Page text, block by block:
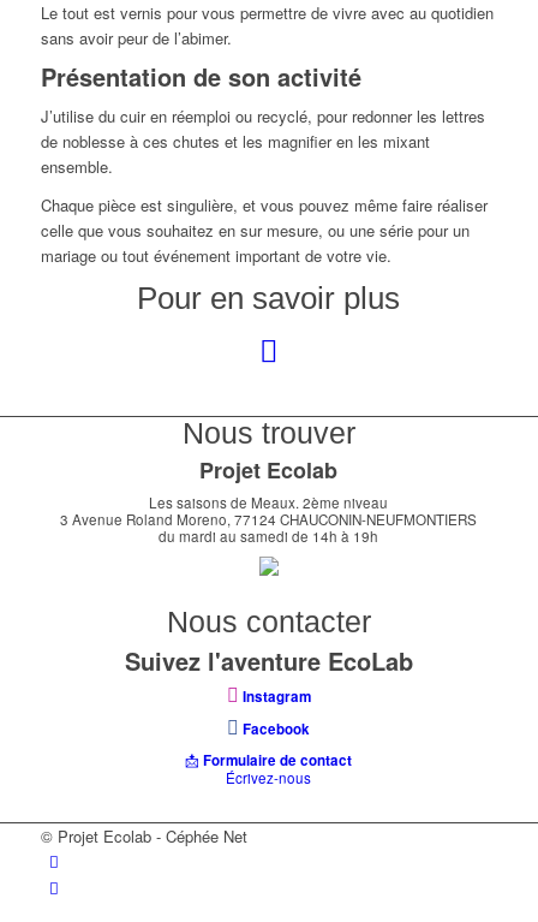
Le tout est vernis pour vous permettre de vivre avec au quotidien
sans avoir peur de l’abimer.
Présentation de son activité
J’utilise du cuir en réemploi ou recyclé, pour redonner les lettres
de noblesse à ces chutes et les magnifier en les mixant
ensemble.
Chaque pièce est singulière, et vous pouvez même faire réaliser
celle que vous souhaitez en sur mesure, ou une série pour un
mariage ou tout événement important de votre vie.
Pour en savoir plus
Nous trouver
Projet Ecolab
Les saisons de Meaux. 2ème niveau
3 Avenue Roland Moreno, 77124 CHAUCONIN-NEUFMONTIERS
du mardi au samedi de 14h à 19h
Nous contacter
Suivez l'aventure EcoLab
Instagram
Facebook
📩Formulaire de contact
Écrivez-nous
© Projet Ecolab - Céphée Net